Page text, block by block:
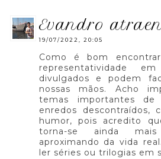
evandro
19/07/2022, 20:05
Como é bom
representatividade
divulgados e podem
nossas mãos. Acho
temas importantes
enredos descontraídos,
humor, pois acredito
torna-se ainda
aproximando da vida
ler séries ou trilogias em